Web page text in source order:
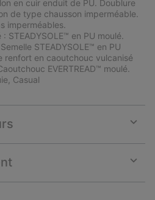
en cuir enduit de PU. Doublure
de type chausson imperméable.
imperméables.
STEADYSOLE™ en PU moulé.
STEADYSOLE™ en PU
renfort en caoutchouc vulcanisé
EVERTREAD™ moulé.
Casual
or
or